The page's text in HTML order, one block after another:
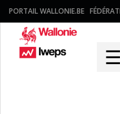
PORTAIL WALLONIE.BE
☰